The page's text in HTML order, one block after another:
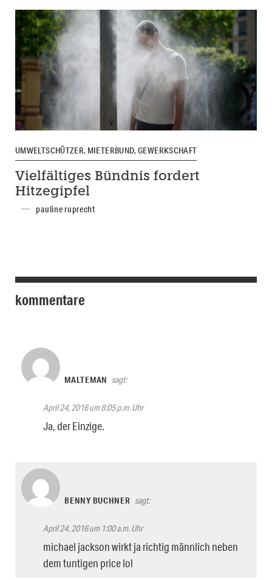
UMWELTSCHÜTZER, MIETERBUND, GEWERKSCHAFT
Vielfältiges Bündnis fordert
Hitzegipfel
pauline ruprecht
kommentare
MALTEMAN sagt:
April 24, 2016 um 8:05 p.m. Uhr
Ja, der Einzige.
BENNY BUCHNER sagt:
April 24, 2016 um 1:00 a.m. Uhr
michael jackson wirkt ja richtig männlich neben
dem tuntigen price lol